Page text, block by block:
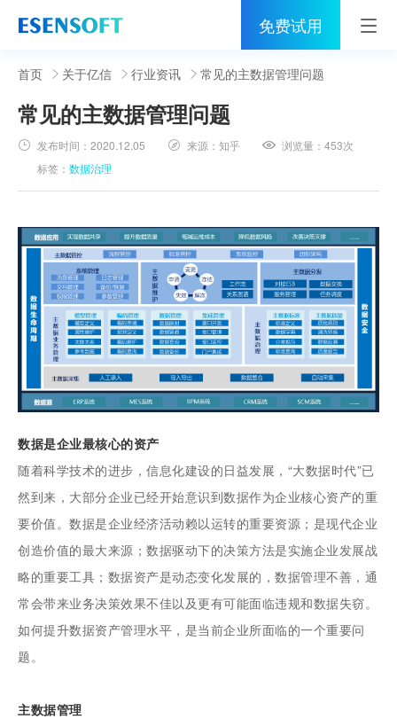
免费试用
首页
睿治
解决方案
伙伴
服务
关于亿信
400-0011-866
首页 关于亿信 行业资讯 常见的主数据管理问题
常见的主数据管理问题
发布时间：2020.12.05 来源：知乎 浏览量：453次
标签：数据治理
数据是企业最核心的资产
随着科学技术的进步，信息化建设的日益发展，“大数据时代”已
然到来，大部分企业已经开始意识到数据作为企业核心资产的重
要价值。数据是企业经济活动赖以运转的重要资源；是现代企业
创造价值的最大来源；数据驱动下的决策方法是实施企业发展战
略的重要工具；数据资产是动态变化发展的，数据管理不善，通
常会带来业务决策效果不佳以及更有可能面临违规和数据失窃。
如何提升数据资产管理水平，是当前企业所面临的一个重要问
题。
主数据管理